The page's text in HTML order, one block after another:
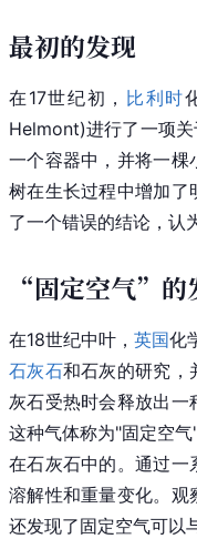
最初的发现
在17世纪初， 比利时
Helmont)进行了一项
一个容器中，并将一棵
树在生长过程中增加了
了一个错误的结论，认
“固定空气”的
在18世纪中叶， 英国化
石灰石和石灰的研究，
灰石受热时会释放出
这种气体称为"固定空
在石灰石中的。通过一
溶解性和重量变化。观
还发现了固定空气可以